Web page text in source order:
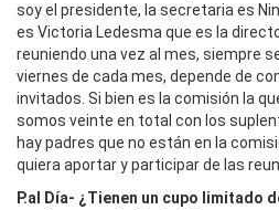
soy el presidente, la secretaria es
es Victoria Ledesma que es la
reuniendo una vez al mes, siempre
viernes de cada mes, depende de
invitados. Si bien es la comisión la
somos veinte en total con los
hay padres que no están en la
quiera aportar y participar de las
P.al Día- ¿Tienen un cupo limitado